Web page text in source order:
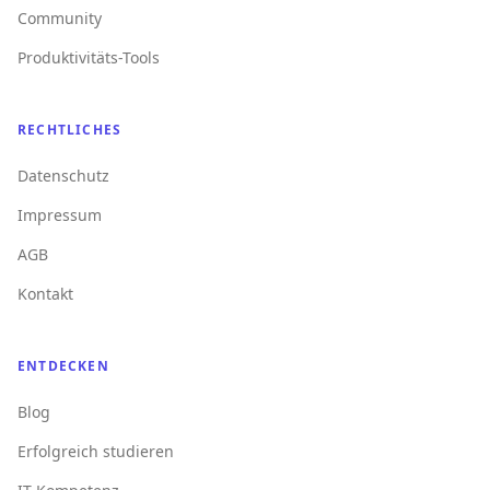
Community
Produktivitäts-Tools
RECHTLICHES
Datenschutz
Impressum
AGB
Kontakt
ENTDECKEN
Blog
Erfolgreich studieren